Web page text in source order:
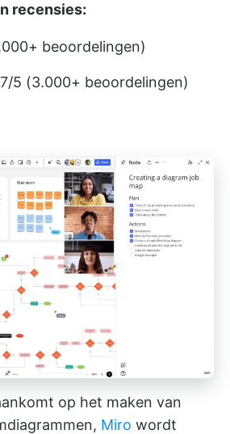
recensies:
beoordelingen)
5 (3.000+ beoordelingen)
op het maken van
Miro wordt